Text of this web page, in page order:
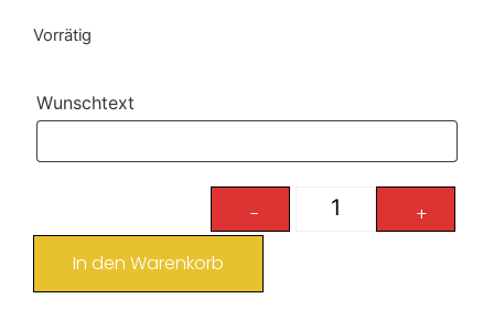
Vorrätig
Wunschtext
-
+
In den Warenkorb